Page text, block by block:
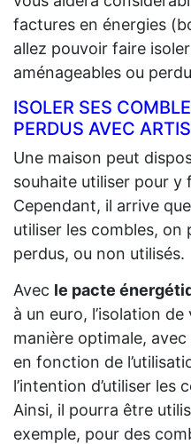
factures en énergies
allez pouvoir faire
aménageables ou
ISOLER SES
PERDUS AVEC
Une maison peut
souhaite utiliser pour y
Cependant, il arrive
utiliser les combles, on
perdus, ou non utilisés.
Avec le pacte
à un euro, l’isolation
manière optimale,
en fonction de
l’intention d’utiliser les
Ainsi, il pourra être
exemple, pour des